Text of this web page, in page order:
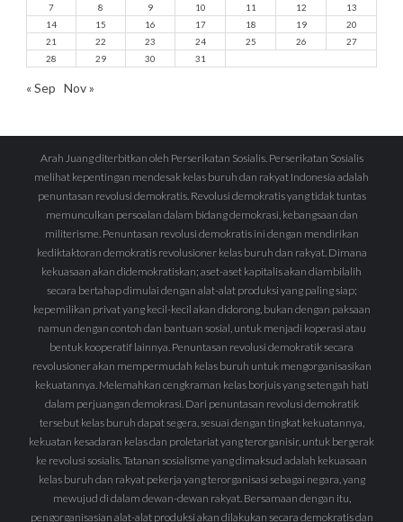
7
8 9 10 11 12
13
14
15 16 17 18 19
20
21
22 23 24 25 26
27
28
29 30 31
« Sep Nov »
Arah Juang diterbitkan oleh Perserikatan Sosialis. Perserikatan Sosialis
melihat kepentingan mendesak kelas buruh dan rakyat Indonesia adalah
penuntasan revolusi demokratis. Revolusi demokratis yang tidak tuntas
memunculkan persoalan dalam bidang demokrasi, kebangsaan dan
militerisme. Penuntasan revolusi demokratis ini dengan mendirikan
kediktaktoran demokratis revolusioner kelas buruh dan rakyat. Dimana
kekuasaan akan didemokratiskan; aset-aset kapitalis akan diambilalih
secara bertahap dimulai dengan alat-alat produksi yang paling siap;
kepemilikan privat yang kecil-kecil akan didorong, bukan dengan paksaan
namun dengan contoh dan bantuan sosial, untuk menjadi koperasi atau
bentuk kooperatif lainnya. Penuntasan revolusi demokratik secara
revolusioner akan mempermudah kelas buruh untuk mengorganisasikan
kekuatannya. Melemahkan cengkraman kelas borjuis yang setengah hati
dalam perjuangan demokrasi. Dari penuntasan revolusi demokratik
tersebut kelas buruh dapat segera, sesuai dengan tingkat kekuatannya,
kekuatan kesadaran kelas dan proletariat yang terorganisir, untuk bergerak
ke revolusi sosialis. Tatanan sosialisme yang dimaksud adalah kekuasaan
kelas buruh dan rakyat pekerja yang terorganisasi sebagai negara, yang
mewujud di dalam dewan-dewan rakyat. Bersamaan dengan itu,
pengorganisasian alat-alat produksi akan dilakukan secara demokratis dan